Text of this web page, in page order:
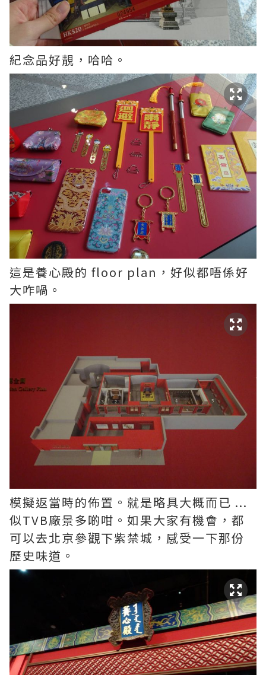
紀念品好靚，哈哈。
這是養心殿的 floor plan，好似都唔係好
大咋喎。
模擬返當時的佈置。就是略具大概而已 ...
似TVB廠景多啲咁。如果大家有機會，都
可以去北京參觀下紫禁城，感受一下那份
歷史味道。